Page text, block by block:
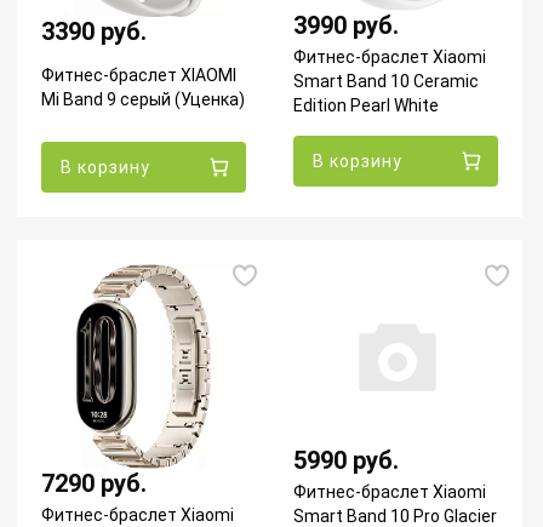
3390 руб.
Фитнес-браслет XIAOMI
Mi Band 9 серый (Уценка)
В корзину
3990 руб.
Фитнес-браслет Xiaomi
Smart Band 10 Ceramic
Edition Pearl White
В корзину
7290 руб.
Фитнес-браслет Xiaomi
5990 руб.
Фитнес-браслет Xiaomi
Smart Band 10 Pro Glacier